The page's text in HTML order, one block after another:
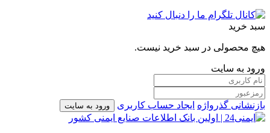
سبد خرید
هیچ محصولی در سبد خرید نیست.
ورود به سایت
بازنشانی گذرواژه ایجاد حساب کاربری ورود به سایت